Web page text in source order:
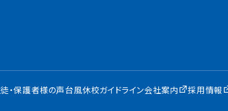
・保護者様の声台風休校ガイドライン会社案内 採用情報